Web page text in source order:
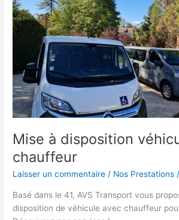
Mise à disposition
chauffeur
Laisser un commentaire / Nos Prestations
Basé dans le 41, AVS Transport vous
disposition de véhicule avec chauffeur
chauffeur